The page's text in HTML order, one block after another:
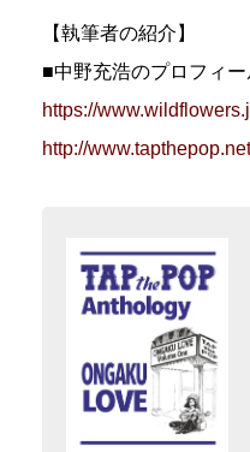
【執筆者の紹介】
■中野充浩のプロフィー
https://
http://